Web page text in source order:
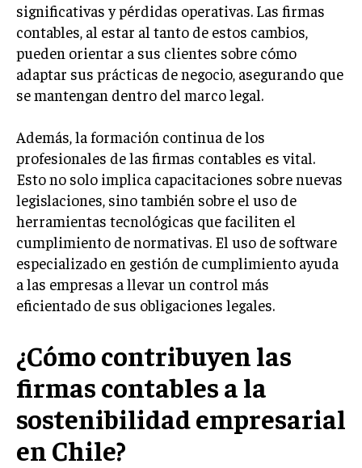
significativas y pérdidas operativas. Las firmas
contables, al estar al tanto de estos cambios,
pueden orientar a sus clientes sobre cómo
adaptar sus prácticas de negocio, asegurando que
se mantengan dentro del marco legal.
Además, la formación continua de los
profesionales de las firmas contables es vital.
Esto no solo implica capacitaciones sobre nuevas
legislaciones, sino también sobre el uso de
herramientas tecnológicas que faciliten el
cumplimiento de normativas. El uso de software
especializado en gestión de cumplimiento ayuda
a las empresas a llevar un control más
eficientado de sus obligaciones legales.
¿Cómo contribuyen las
firmas contables a la
sostenibilidad empresarial
en Chile?